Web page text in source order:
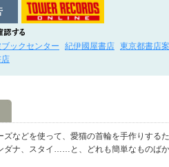
ックセンター 紀伊國屋書店 東京都書店
店
ズなどを使って、愛猫の首輪を手作りする
ダナ、スタイ……と、どれも簡単なものばか